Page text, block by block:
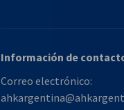
Información de
Correo electrónico: